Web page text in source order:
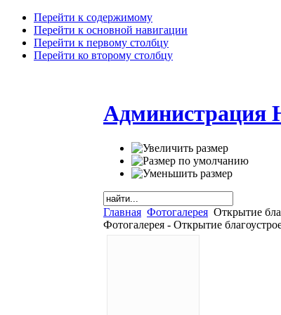
Перейти к содержимому
Перейти к основной навигации
Перейти к первому столбцу
Перейти ко второму столбцу
Администрация
Главная Фотогалерея Открытие
Фотогалерея - Открытие